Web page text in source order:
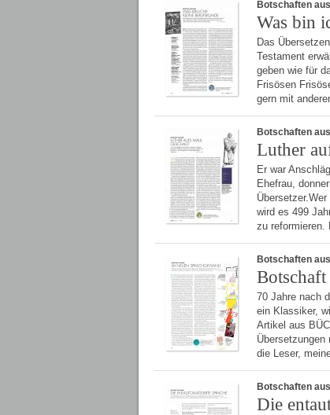
Botschaften
Was bin
Das
Testament
geben wie für
Frisösen
gern mit
Botschaften
Luther
Er war
Ehefrau,
wird es 499
zu
Botschaften
Botschaft
70 Jahre nach
ein Klassiker,
Artikel aus
die Leser,
Botschaften
Die